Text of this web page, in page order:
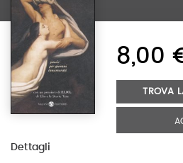
Dettagli
8,00
TROVA